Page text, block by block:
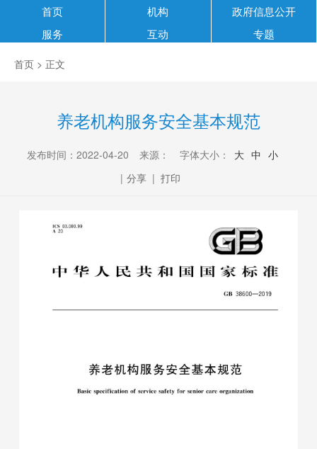
首页 机构
政府信息公开
服务
互动 专题
首页 > 正文
养老机构服务安全基本规范
发布时间：2022-04-20 来源： 字体大小： 大 中 小
| 分享 | 打印